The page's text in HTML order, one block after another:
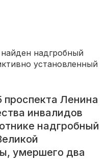
Ленина
инвалидов
надгробный
умершего два